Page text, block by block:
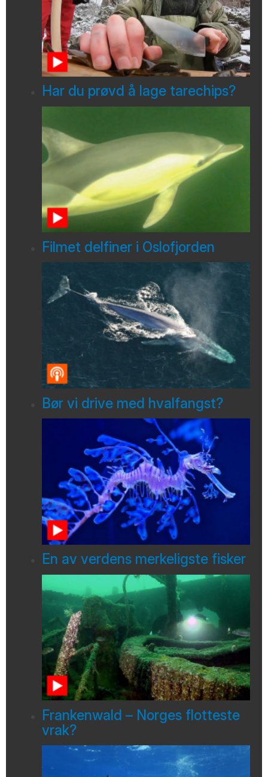
Har du prøvd å lage tarechips?
Filmet delfiner i Oslofjorden
Bør vi drive med hvalfangst?
En av verdens merkeligste fisker
Frankenwald – Norges flotteste
vrak?